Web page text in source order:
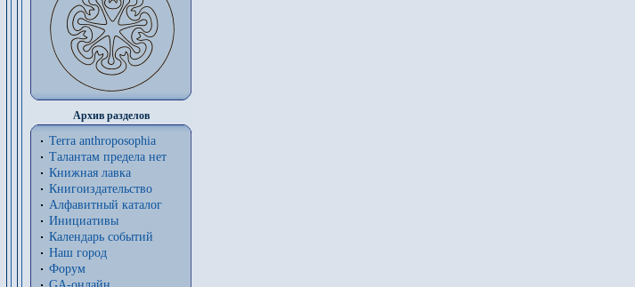
Архив разделов
Terra anthroposophia
Талантам предела нет
Книжная лавка
Книгоиздательство
Алфавитный каталог
Инициативы
Календарь событий
Наш город
Форум